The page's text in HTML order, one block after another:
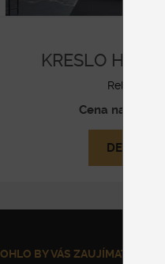
KRESLO
Relaxačné
Cena na
DETAIL
BY VÁS ZAUJÍMAŤ